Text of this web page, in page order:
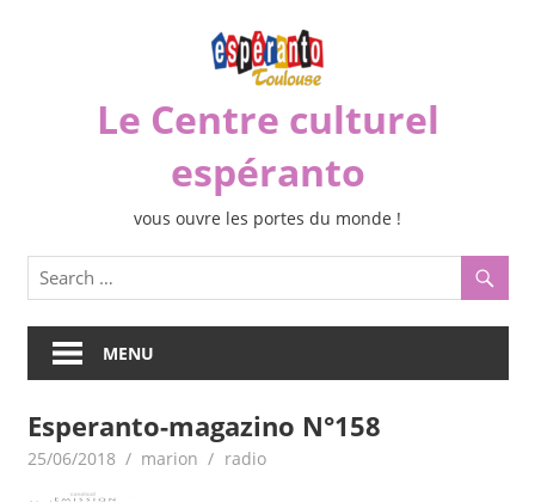
Le Centre culturel
espéranto
vous ouvre les portes du monde !
MENU
Esperanto-magazino N°158
25/06/2018 marion radio